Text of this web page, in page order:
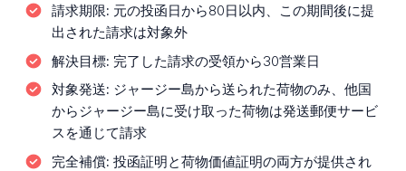
請求期限: 元の投函日から80日以内、この期間後に提
出された請求は対象外
解決目標: 完了した請求の受領から30営業日
対象発送: ジャージー島から送られた荷物のみ、他国
からジャージー島に受け取った荷物は発送郵便サービ
スを通じて請求
完全補償: 投函証明と荷物価値証明の両方が提供され